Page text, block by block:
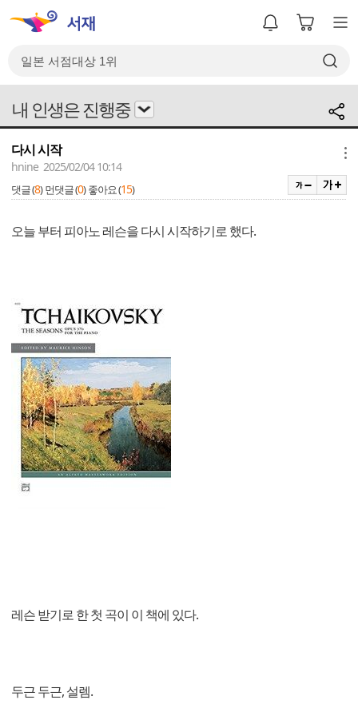
내 인생은 진행중
다시 시작
hnine 2025/02/04 10:14
댓글 (8) 먼댓글 (0) 좋아요 (15)
오늘 부터 피아노 레슨을 다시 시작하기로 했다.
레슨 받기로 한 첫 곡이 이 책에 있다.
두근 두근, 설렘.